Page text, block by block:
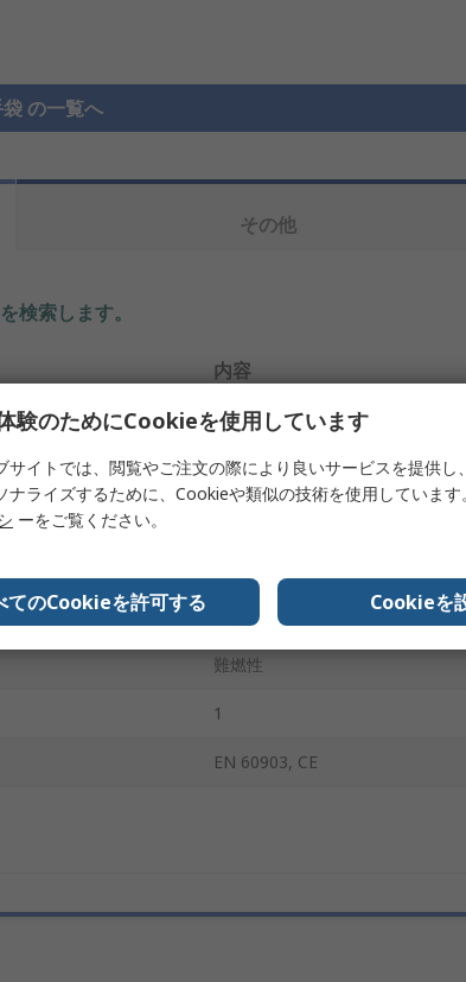
の一覧へ
その他
検索します。
内容
Clydesdale Ltd
イプ 作業用手袋
355mm
難燃性
1
EN 60903, CE
験のためにCookieを使用しています
サイトでは、閲覧やご注文の際により良いサービスを提供し
ナライズするために、Cookieや類似の技術を使用しています
ーをご覧ください。
てのCookieを許可する Cookieを